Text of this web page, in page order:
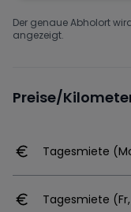
Der genaue Abholort
angezeigt.
Preise/
Tagesmiete
Tagesmiete (Fr,